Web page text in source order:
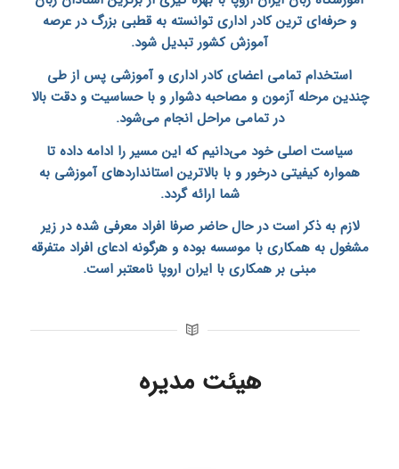
و حرفه‌ای ترین کادر اداری توانسته به قطبی بزرگ در عرصه
آموزش کشور تبدیل شود.
استخدام تمامی اعضای کادر اداری و آموزشی پس از طی
چندین مرحله آزمون و مصاحبه دشوار و با حساسیت و دقت بالا
در تمامی مراحل انجام می‌شود.
سیاست اصلی خود می‌دانیم که این مسیر را ادامه داده تا
همواره کیفیتی درخور و با بالاترین استاندارد‌های آموزشی به
شما ارائه گردد.
لازم به ذکر است در حال حاضر صرفا افراد معرفی شده در زیر
مشغول به همکاری با موسسه بوده و هرگونه ادعای افراد متفرقه
مبنی بر همکاری با ایران اروپا نامعتبر است.
هیئت مدیره